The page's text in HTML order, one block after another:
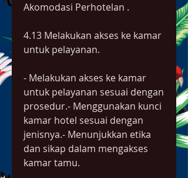
Akomodasi Perhotelan .
4.13 Melakukan akses ke kamar
untuk pelayanan.
- Melakukan akses ke kamar
untuk pelayanan sesuai dengan
prosedur.- Menggunakan kunci
kamar hotel sesuai dengan
jenisnya.- Menunjukkan etika
dan sikap dalam mengakses
kamar tamu.